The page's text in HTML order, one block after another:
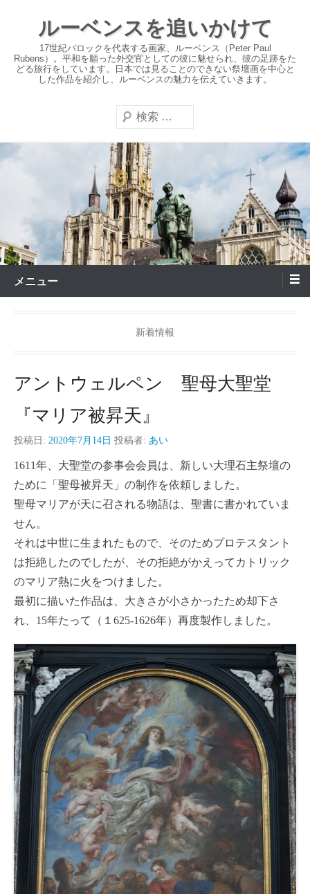
キ
ッ
ルーベンスを追いかけて
17世紀バロックを代表する画家、ルーベンス（Peter Paul
Rubens）。平和を願った外交官としての彼に魅せられ、彼の足跡をた
どる旅行をしています。日本では見ることのできない祭壇画を中心と
した作品を紹介し、ルーベンスの魅力を伝えていきます。
検
索
メニュー
新着情報
アントウェルペン 聖母大聖堂
『マリア被昇天』
投稿日: 2020年7月14日 投稿者: あい
1611年、大聖堂の参事会会員は、新しい大理石主祭壇の
ために「聖母被昇天」の制作を依頼しました。
聖母マリアが天に召される物語は、聖書に書かれていま
せん。
それは中世に生まれたもので、そのためプロテスタント
は拒絶したのでしたが、その拒絶がかえってカトリック
のマリア熱に火をつけました。
最初に描いた作品は、大きさが小さかったため却下さ
れ、15年たって（１625-1626年）再度製作しました。